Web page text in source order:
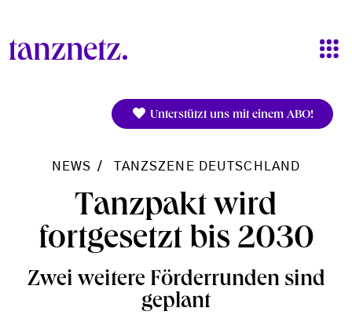
Unterstützt uns mit einem ABO!
NEWS TANZSZENE DEUTSCHLAND
Tanzpakt wird
fortgesetzt bis 2030
Zwei weitere Förderrunden sind
geplant